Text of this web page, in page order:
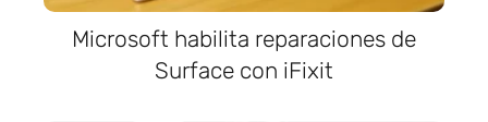
Microsoft habilita reparaciones de
Surface con iFixit